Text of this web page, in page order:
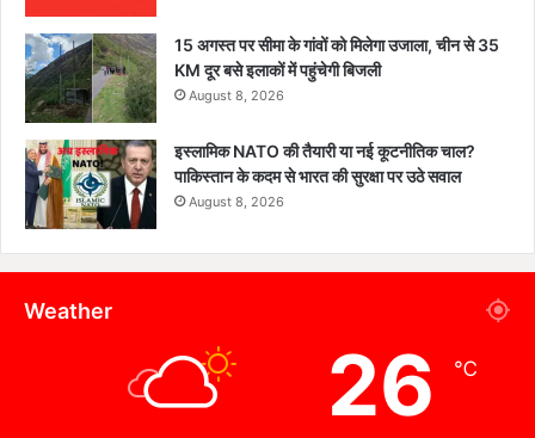
15 अगस्त पर सीमा के गांवों को मिलेगा उजाला, चीन से 35
KM दूर बसे इलाकों में पहुंचेगी बिजली
August 8, 2026
इस्लामिक NATO की तैयारी या नई कूटनीतिक चाल?
पाकिस्तान के कदम से भारत की सुरक्षा पर उठे सवाल
August 8, 2026
Weather
26 ℃